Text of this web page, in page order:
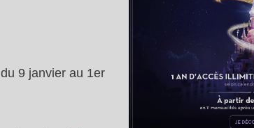
9 janvier au 1er